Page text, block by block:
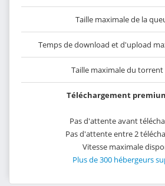
Taille maximale de la
Temps de download et d'upload
Taille maximale du torrent
Téléchargement
Pas d'attente avant
Pas d'attente entre 2
Vitesse maximale
Plus de 300 hébergeurs